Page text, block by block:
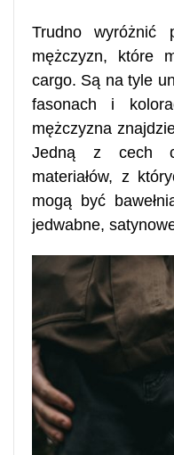
Trudno wyróżnić
mężczyzn, które
cargo. Są na tyle
fasonach i
mężczyzna
Jedną z cech
materiałów, z
mogą być
jedwabne,